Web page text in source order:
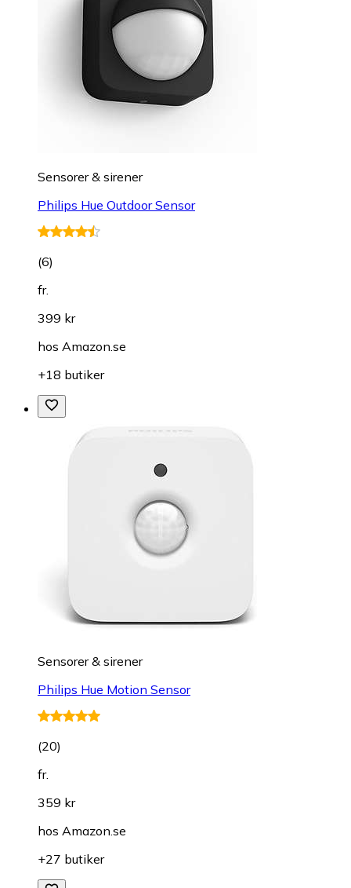
Sensorer & sirener
Philips Hue Outdoor Sensor
(6)
fr.
399 kr
hos Amazon.se
+18 butiker
Sensorer & sirener
Philips Hue Motion Sensor
(20)
fr.
359 kr
hos Amazon.se
+27 butiker